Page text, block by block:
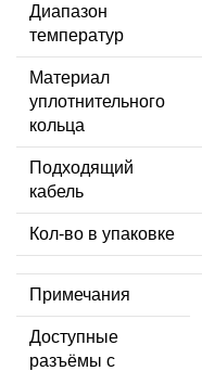
Диапазон
температур
Материал
уплотнительного
кольца
Подходящий
кабель
Кол-во в упаковке
Примечания
Доступные
разъёмы с